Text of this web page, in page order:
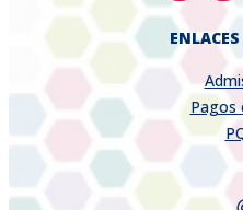
Pagos